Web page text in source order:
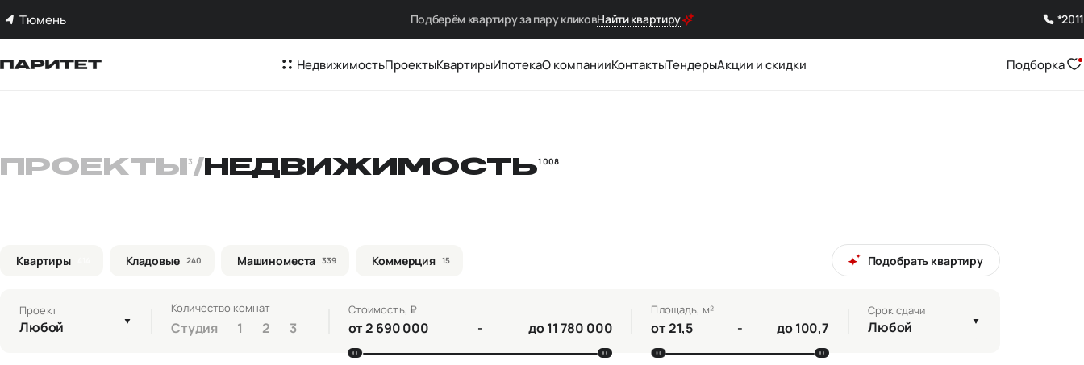
Тюмень Подберём квартиру за пару кликовНайти квартиру *2011
НедвижимостьПроектыКвартирыИпотекаО компанииКонтактыТендерыАкции и скидки Подборка
ПРОЕКТЫ 3 / НЕДВИЖИМОСТЬ1 008
Квартиры Кладовые 240 Машиноместа 339 Коммерция 15 Подобрать квартиру
Проект
Любой
Количество комнат
Студия 1 2 3
Стоимость, ₽
от - до
Площадь, м²
от - до
Срок сдачи
Любой